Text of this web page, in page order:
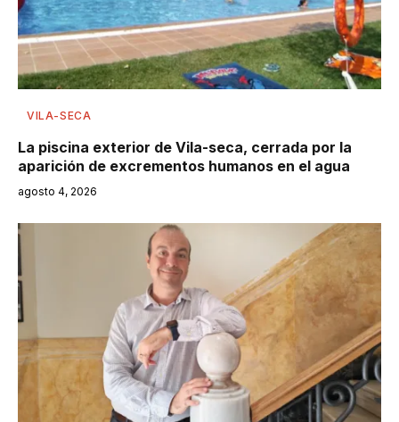
VILA-SECA
La piscina exterior de Vila-seca, cerrada por la
aparición de excrementos humanos en el agua
agosto 4, 2026